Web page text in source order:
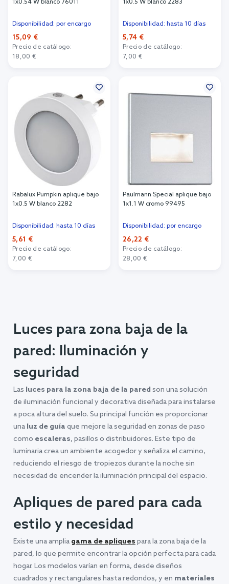
1x0.54 W blanco 76011
Disponibilidad: por encargo
15,09 €
Precio de catálogo:
18,00 €
1x0.5 W blanco 2283
Disponibilidad: hasta 10 días
5,74 €
Precio de catálogo:
7,00 €
Rabalux Pumpkin aplique bajo
1x0.5 W blanco 2282
Disponibilidad: hasta 10 días
5,61 €
Precio de catálogo:
7,00 €
Paulmann Special aplique bajo
1x1.1 W cromo 99495
Disponibilidad: por encargo
26,22 €
Precio de catálogo:
28,00 €
Luces para zona baja de la
pared: Iluminación y
seguridad
Las luces para la zona baja de la pared son una solución
de iluminación funcional y decorativa diseñada para instalarse
a poca altura del suelo. Su principal función es proporcionar
una luz de guía que mejore la seguridad en zonas de paso
como escaleras, pasillos o distribuidores. Este tipo de
luminaria crea un ambiente acogedor y señaliza el camino,
reduciendo el riesgo de tropiezos durante la noche sin
necesidad de encender la iluminación principal del espacio.
Apliques de pared para cada
estilo y necesidad
Existe una amplia gama de apliquespara la zona baja de la
pared, lo que permite encontrar la opción perfecta para cada
hogar. Los modelos varían en forma, desde diseños
cuadrados y rectangulares hasta redondos, y en materiales